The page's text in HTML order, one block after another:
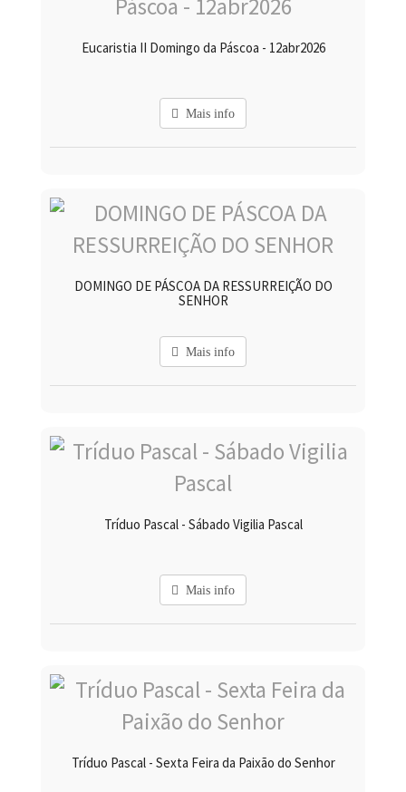
Eucaristia II Domingo da Páscoa - 12abr2026
Mais info
DOMINGO DE PÁSCOA DA RESSURREIÇÃO DO
SENHOR
Mais info
Tríduo Pascal - Sábado Vigilia Pascal
Mais info
Tríduo Pascal - Sexta Feira da Paixão do Senhor